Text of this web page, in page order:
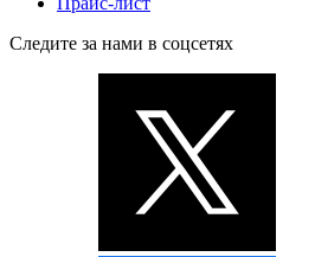
Следите за нами в соцсетях